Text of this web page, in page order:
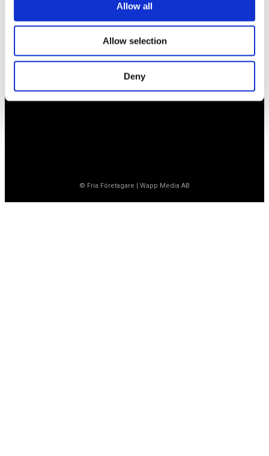
Allow all
Allow selection
Deny
Box 1132
020-760 761 (ank. 2)
Öppet vardagar 8.30-15.30
© Fria Företagare Wapp Media AB